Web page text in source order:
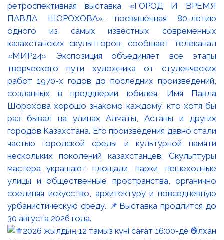
ретроспективная выставка «ГОРОД И ВРЕМЯ
ПАВЛА ШОРОХОВА», посвящённая 80-летию
одного из самых известных современных
казахстанских скульпторов, сообщает телеканал
«МИР24» Экспозиция объединяет все этапы
творческого пути художника от студенческих
работ 1970-х годов до последних произведений,
созданных в преддверии юбилея. Имя Павла
Шорохова хорошо знакомо каждому, кто хотя бы
раз бывал на улицах Алматы, Астаны и других
городов Казахстана. Его произведения давно стали
частью городской среды и культурной памяти
нескольких поколений казахстанцев. Скульптуры
мастера украшают площади, парки, пешеходные
улицы и общественные пространства, органично
соединяя искусство, архитектуру и повседневную
урбанистическую среду. 📌Выставка продлится до
30 августа 2026 года.